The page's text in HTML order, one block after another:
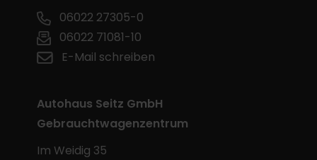
06022 27305-0
06022 71081-10
E-Mail schreiben
Autohaus Seitz GmbH
Gebrauchtwagenzentrum
Im Weidig 35